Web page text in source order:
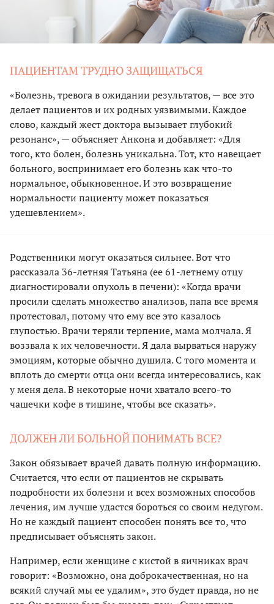
ПАЦИЕНТАМ ТРУДНО ЗАЩИЩАТЬСЯ
«Болезнь, тревога в ожидании результатов, — все это
делает пациентов и их родных уязвимыми. Каждое
слово, каждый жест доктора вызывает глубокий
резонанс», — объясняет Анкона и добавляет: «Для
того, кто болен, болезнь уникальна. Тот, кто навещает
больного, воспринимает его болезнь как что-то
нормальное, обыкновенное. И это возвращение
нормальности пациенту может показаться
удешевлением».
Родственники могут оказаться сильнее. Вот что
рассказала 36-летняя Татьяна (ее 61-летнему отцу
диагностировали опухоль в печени): «Когда врачи
просили сделать множество анализов, папа все время
протестовал, потому что ему все это казалось
глупостью. Врачи теряли терпение, мама молчала. Я
воззвала к их человечности. Я дала вырваться наружу
эмоциям, которые обычно душила. С того момента и
вплоть до смерти отца они всегда интересовались, как
у меня дела. В некоторые ночи хватало всего-то
чашечки кофе в тишине, чтобы все сказать».
ДОЛЖЕН ЛИ БОЛЬНОЙ ПОНИМАТЬ ВСЕ?
Закон обязывает врачей давать полную информацию.
Считается, что если от пациентов не скрывать
подробности их болезни и всех возможных способов
лечения, им лучше удастся бороться со своим недугом.
Но не каждый пациент способен понять все то, что
предписывает объяснять закон.
Например, если женщине с кистой в яичниках врач
говорит: «Возможно, она доброкачественная, но на
всякий случай мы ее удалим», это будет правда, но не